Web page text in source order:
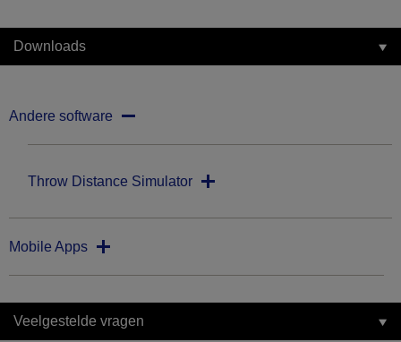
Downloads
Andere software
Throw Distance Simulator
Mobile Apps
Veelgestelde vragen